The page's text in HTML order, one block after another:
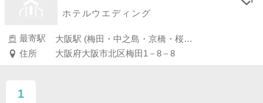
ホテルウエディング
最寄駅
大阪駅 (梅田・中之島・京橋・桜ノ宮)
住所
大阪府大阪市北区梅田1－8－8
1